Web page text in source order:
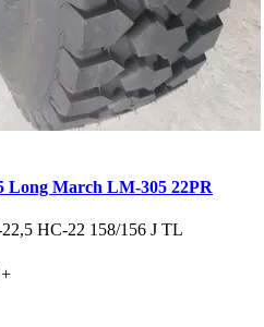
Long March LM-305 22PR
HC-22 158/156 J TL
+